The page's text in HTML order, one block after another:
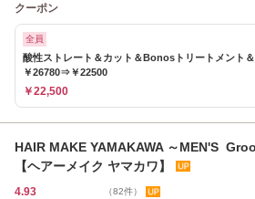
クーポン
全員
酸性ストレート＆カット＆Bonosトリートメント
￥26780⇒￥22500
￥22,500
HAIR MAKE YAMAKAWA ～MEN'S
【ヘアーメイク ヤマカワ】
4.93 （82件）